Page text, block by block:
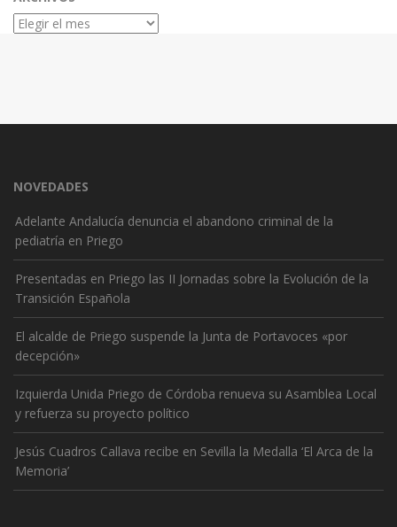
Archivos
NOVEDADES
Adelante Andalucía denuncia el abandono criminal de la
pediatría en Priego
Presentadas en Priego las II Jornadas sobre la Evolución de la
Transición Española
El alcalde de Priego suspende la Junta de Portavoces «por
decepción»
Izquierda Unida Priego de Córdoba renueva su Asamblea Local
y refuerza su proyecto político
Jesús Cuadros Callava recibe en Sevilla la Medalla ‘El Arca de la
Memoria’